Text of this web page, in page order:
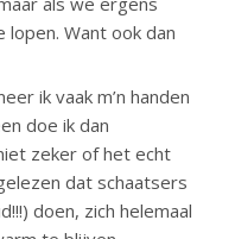
Want ook dan
ik vaak m’n handen
doe ik dan
zeker of het echt
dat schaatsers
doen, zich helemaal